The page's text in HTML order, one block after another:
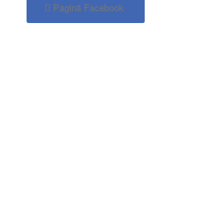
Pagină Facebook